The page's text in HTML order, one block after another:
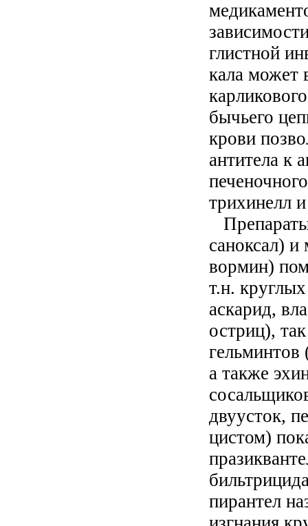
глистной
кала может
бычьего
крови
антитела к
трихинелл
саноксал) и
вормин)
т.н.
аскарид,
остриц),
гельминтов
а также
двуусток,
цистом)
пирантел